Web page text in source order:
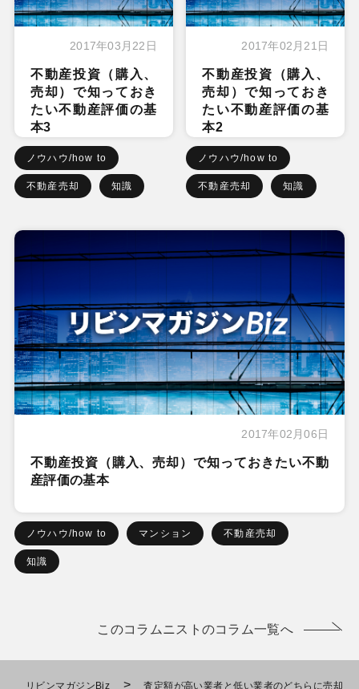
2017年03月22日
不動産投資（購入、
売却）で知っておき
たい不動産評価の基
本3
ノウハウ/how to
不動産売却 知識
2017年02月21日
不動産投資（購入、
売却）で知っておき
たい不動産評価の基
本2
ノウハウ/how to
不動産売却 知識
2017年02月06日
不動産投資（購入、売却）で知っておきたい不動
産評価の基本
ノウハウ/how to マンション 不動産売却
知識
このコラムニストのコラム一覧へ
リビンマガジンBiz > 査定額が高い業者と低い業者のどちらに売却